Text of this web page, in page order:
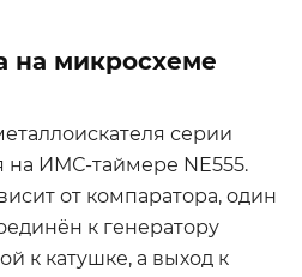
на микросхеме
серии
на ИМС-таймере NE555.
от компаратора, один
к генератору
к катушке, а выход к